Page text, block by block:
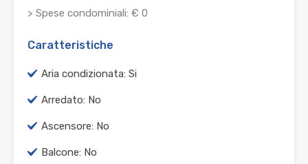
> Spese condominiali: € 0
Caratteristiche
Aria condizionata: Si
Arredato: No
Ascensore: No
Balcone: No